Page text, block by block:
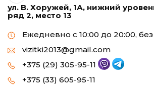
ул. В. Хоружей, 1А, нижний
ряд 2, место 13
Ежедневно с 10:00 до 20:00,
vizitki2013@gmail.com
+375 (29) 305-95-11
+375 (33) 605-95-11